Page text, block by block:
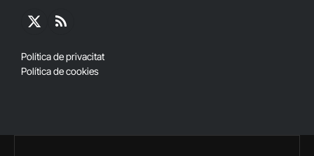
X
RSS
Política de privacitat
Política de cookies